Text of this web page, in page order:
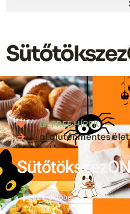
GLFREE HÍREK
gl gluténmentes élet
2024. október 29.